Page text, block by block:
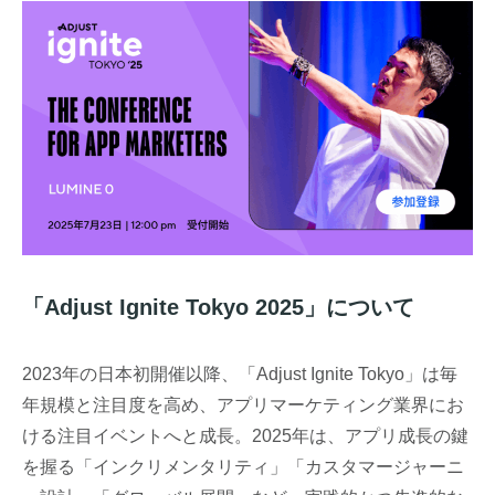
「Adjust Ignite Tokyo 2025」について
2023年の日本初開催以降、「Adjust Ignite Tokyo」は毎
年規模と注目度を高め、アプリマーケティング業界にお
ける注目イベントへと成長。2025年は、アプリ成長の鍵
を握る「インクリメンタリティ」「カスタマージャーニ